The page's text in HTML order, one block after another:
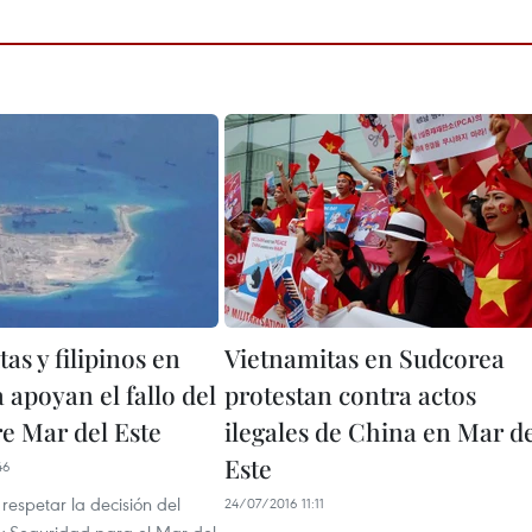
y filipinos en
apoyan el fallo del
Mar del Este
la decisión del
Vietnamitas en Sudcorea
protestan contra actos
ilegales de China en Mar
Este
24/07/2016 11:11